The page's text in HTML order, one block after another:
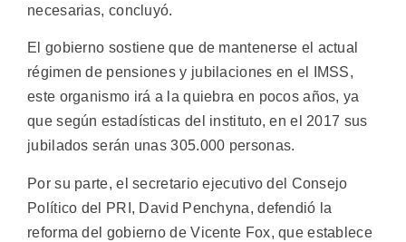
necesarias, concluyó.
El gobierno sostiene que de mantenerse el actual
régimen de pensiones y jubilaciones en el IMSS,
este organismo irá a la quiebra en pocos años, ya
que según estadísticas del instituto, en el 2017 sus
jubilados serán unas 305.000 personas.
Por su parte, el secretario ejecutivo del Consejo
Político del PRI, David Penchyna, defendió la
reforma del gobierno de Vicente Fox, que establece